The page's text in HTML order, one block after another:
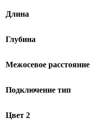
Длина
Глубина
Межосевое расстояние
Подключение тип
Цвет 2